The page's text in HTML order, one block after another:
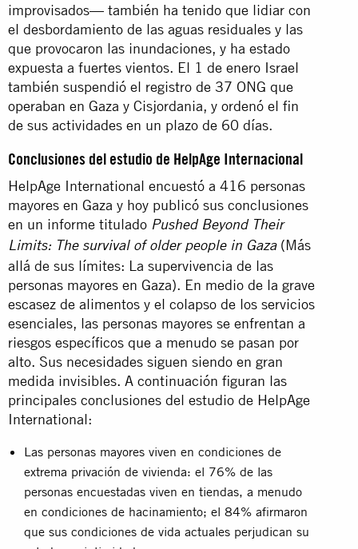
improvisados— también ha tenido que lidiar con
el desbordamiento de las aguas residuales y las
que provocaron las inundaciones, y ha estado
expuesta a fuertes vientos. El 1 de enero Israel
también suspendió el registro de 37 ONG que
operaban en Gaza y Cisjordania, y ordenó el fin
de sus actividades en un plazo de 60 días.
Conclusiones del estudio de HelpAge Internacional
HelpAge International encuestó a 416 personas
mayores en Gaza y hoy publicó sus conclusiones
en un informe titulado Pushed Beyond Their
Limits: The survival of older people in Gaza(Más
allá de sus límites: La supervivencia de las
personas mayores en Gaza). En medio de la grave
escasez de alimentos y el colapso de los servicios
esenciales, las personas mayores se enfrentan a
riesgos específicos que a menudo se pasan por
alto. Sus necesidades siguen siendo en gran
medida invisibles. A continuación figuran las
principales conclusiones del estudio de HelpAge
International:
Las personas mayores viven en condiciones de
extrema privación de vivienda: el 76% de las
personas encuestadas viven en tiendas, a menudo
en condiciones de hacinamiento; el 84% afirmaron
que sus condiciones de vida actuales perjudican su